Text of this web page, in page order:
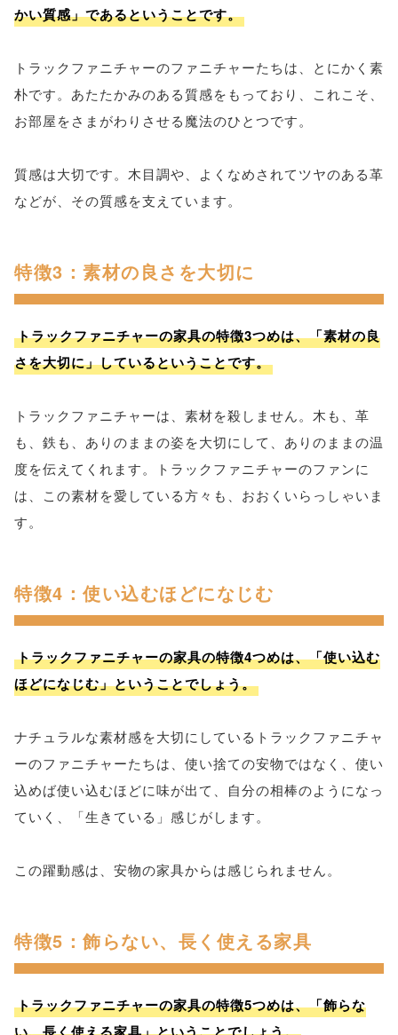
かい質感」であるということです。
トラックファニチャーのファニチャーたちは、とにかく素
朴です。あたたかみのある質感をもっており、これこそ、
お部屋をさまがわりさせる魔法のひとつです。
質感は大切です。木目調や、よくなめされてツヤのある革
などが、その質感を支えています。
特徴3：素材の良さを大切に
トラックファニチャーの家具の特徴3つめは、「素材の良
さを大切に」しているということです。
トラックファニチャーは、素材を殺しません。木も、革
も、鉄も、ありのままの姿を大切にして、ありのままの温
度を伝えてくれます。トラックファニチャーのファンに
は、この素材を愛している方々も、おおくいらっしゃいま
す。
特徴4：使い込むほどになじむ
トラックファニチャーの家具の特徴4つめは、「使い込む
ほどになじむ」ということでしょう。
ナチュラルな素材感を大切にしているトラックファニチャ
ーのファニチャーたちは、使い捨ての安物ではなく、使い
込めば使い込むほどに味が出て、自分の相棒のようになっ
ていく、「生きている」感じがします。
この躍動感は、安物の家具からは感じられません。
特徴5：飾らない、長く使える家具
トラックファニチャーの家具の特徴5つめは、「飾らな